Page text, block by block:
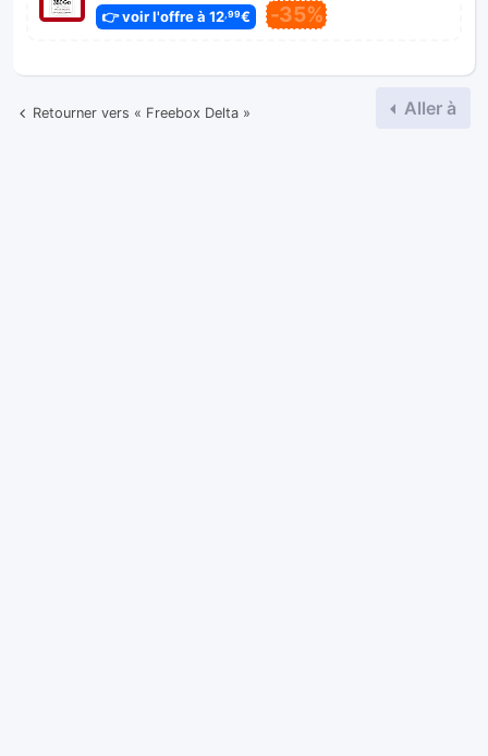
👉 voir l'offre à 12,99€ -35%
Retourner vers « Freebox Delta » Aller à